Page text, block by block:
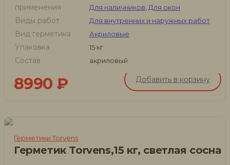
применения
Для наличников Для окон
Виды работ Для внутренних и наружных работ
Вид герметика Акриловые
Упаковка 15 кг
Состав акриловый
8990 ₽ Добавить в корзину
Герметики Torvens
Герметик Torvens,15 кг, светлая сосна